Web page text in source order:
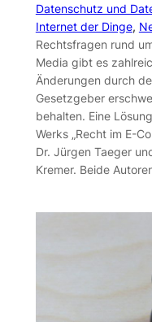
Datenschutz und
Internet der Dinge,
Rechtsfragen rund
Media gibt es
Änderungen durch
Gesetzgeber
behalten. Eine
Werks „Recht im E-
Dr. Jürgen Taeger
Kremer. Beide